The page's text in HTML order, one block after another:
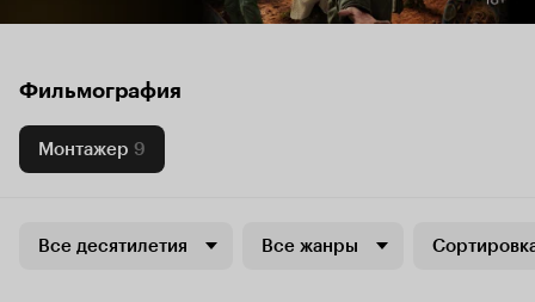
Фильмография
Монтажер 9
Все десятилетия Все жанры